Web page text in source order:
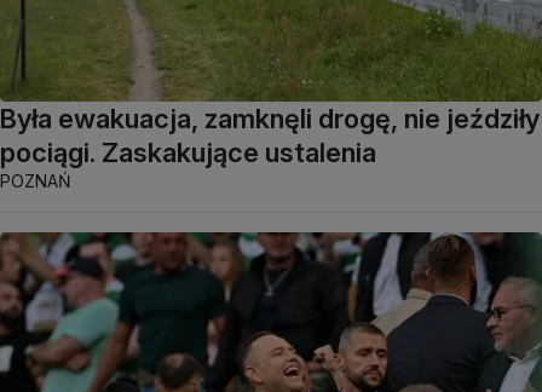
Była ewakuacja, zamknęli drogę, nie jeździły
pociągi. Zaskakujące ustalenia
POZNAŃ